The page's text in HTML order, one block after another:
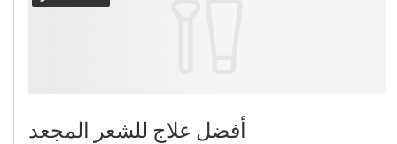
أفضل علاج للشعر المجعد